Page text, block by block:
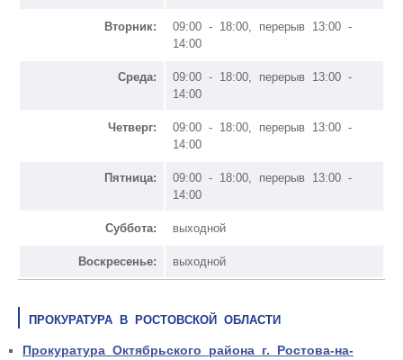
Вторник:
09:00 - 18:00, перерыв 13:00 -
14:00
Среда:
09:00 - 18:00, перерыв 13:00 -
14:00
Четверг:
09:00 - 18:00, перерыв 13:00 -
14:00
Пятница:
09:00 - 18:00, перерыв 13:00 -
14:00
Суббота: выходной
Воскресенье: выходной
ПРОКУРАТУРА В РОСТОВСКОЙ ОБЛАСТИ
Прокуратура Октябрьского района г. Ростова-на-